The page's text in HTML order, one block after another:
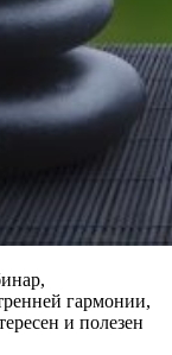
гармонии,
и полезен